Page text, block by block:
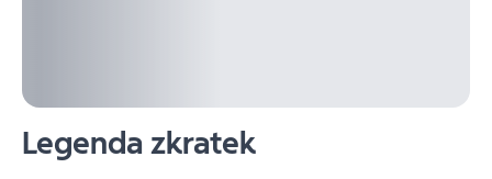
Legenda zkratek